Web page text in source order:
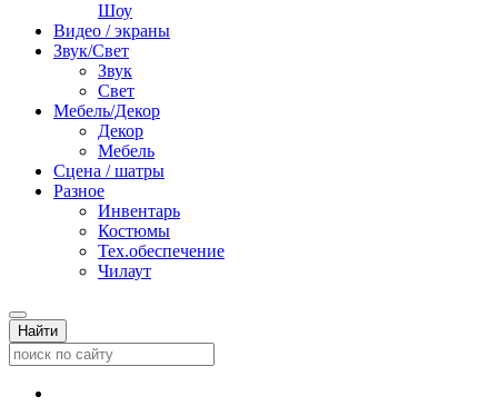
Шоу
Видео / экраны
Звук/Свет
Звук
Свет
Мебель/Декор
Декор
Мебель
Сцена / шатры
Разное
Инвентарь
Костюмы
Тех.обеспечение
Чилаут
Найти